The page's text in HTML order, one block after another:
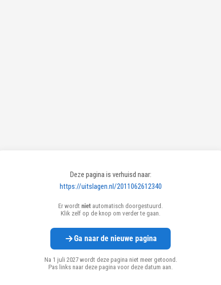
Deze pagina is verhuisd naar:
https://uitslagen.nl/2011062612340
Er wordt niet automatisch doorgestuurd.
Klik zelf op de knop om verder te gaan.
Ga naar de nieuwe pagina
Na 1 juli 2027 wordt deze pagina niet meer getoond.
Pas links naar deze pagina voor deze datum aan.